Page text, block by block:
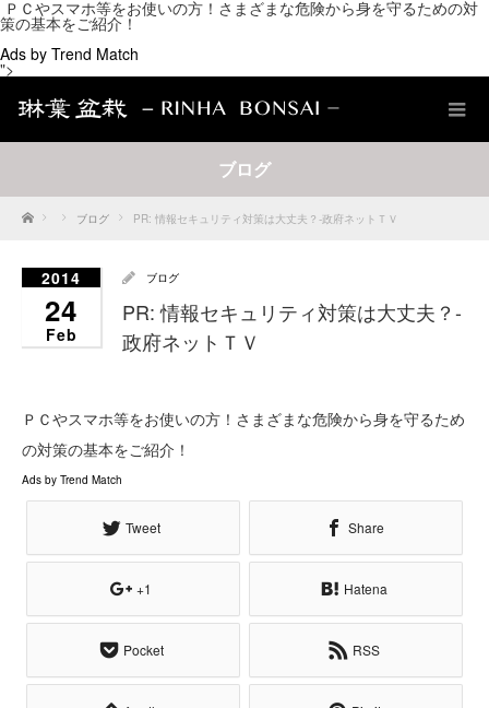
ＰＣやスマホ等をお使いの方！さまざまな危険から身を守るための対
策の基本をご紹介！
Ads by Trend Match
">
ブログ
Home ブログ PR: 情報セキュリティ対策は大丈夫？-政府ネットＴＶ
2014
24
Feb
ブログ
PR: 情報セキュリティ対策は大丈夫？-
政府ネットＴＶ
ＰＣやスマホ等をお使いの方！さまざまな危険から身を守るため
の対策の基本をご紹介！
Ads by Trend Match
Tweet Share
+1 Hatena
Pocket RSS